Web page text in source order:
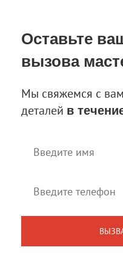
Оставьте
вызова
Мы свяжемся с
деталей в